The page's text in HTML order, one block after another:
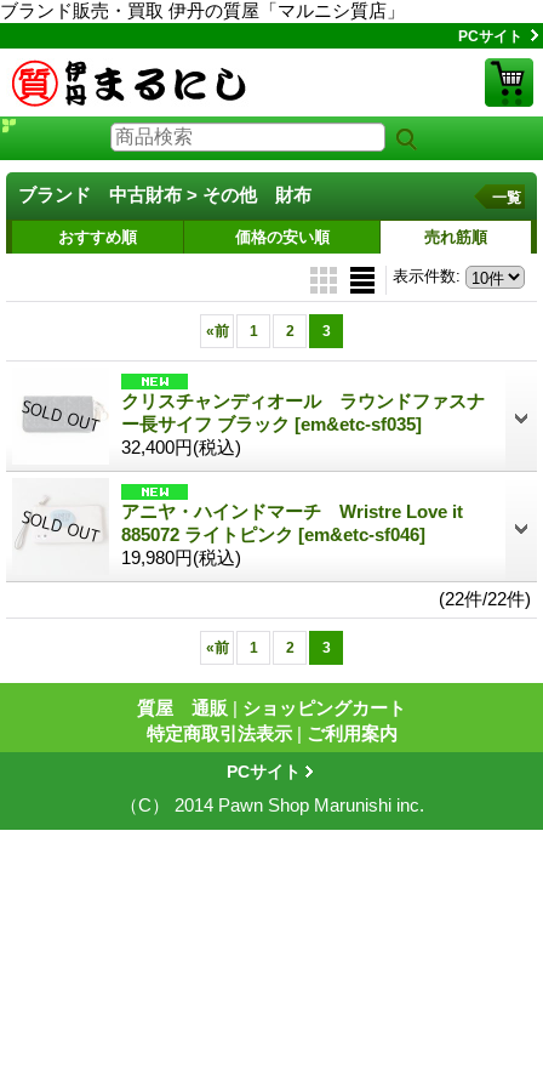
ブランド販売・買取 伊丹の質屋「マルニシ質店」
PCサイト
ブランド 中古財布 > その他 財布 一覧
おすすめ順 価格の安い順 売れ筋順
表示件数:
«前 1 2 3
クリスチャンディオール ラウンドファスナ
ー長サイフ ブラック [em&etc-sf035]
32,400円(税込)
アニヤ・ハインドマーチ Wristre Love it
885072 ライトピンク [em&etc-sf046]
19,980円(税込)
(22件/22件)
«前 1 2 3
質屋 通販 | ショッピングカート
特定商取引法表示 | ご利用案内
PCサイト
（C） 2014 Pawn Shop Marunishi inc.